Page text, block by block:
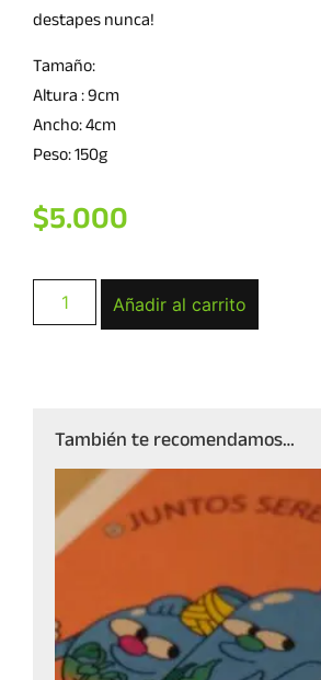
destapes nunca!
Tamaño:
Altura : 9cm
Ancho: 4cm
Peso: 150g
$5.000
Añadir al carrito
También te recomendamos…